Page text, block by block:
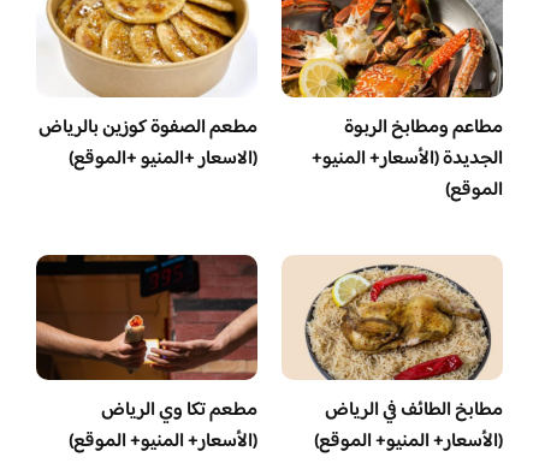
مطاعم ومطابخ الربوة
الجديدة (الأسعار+ المنيو+
الموقع)
مطعم الصفوة كوزين بالرياض
(الاسعار +المنيو +الموقع)
مطابخ الطائف في الرياض
(الأسعار+ المنيو+ الموقع)
مطعم تكا وي الرياض
(الأسعار+ المنيو+ الموقع)